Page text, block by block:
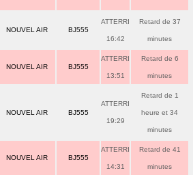
NOUVEL AIR BJ555
ATTERRI
16:42
Retard de 37
minutes
NOUVEL AIR BJ555
ATTERRI
13:51
Retard de 6
minutes
NOUVEL AIR BJ555
ATTERRI
19:29
Retard de 1
heure et 34
minutes
NOUVEL AIR BJ555
ATTERRI
14:31
Retard de 41
minutes